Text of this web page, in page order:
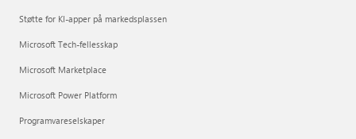
Støtte for KI-apper på markedsplassen
Microsoft Tech-fellesskap
Microsoft Marketplace
Microsoft Power Platform
Programvareselskaper